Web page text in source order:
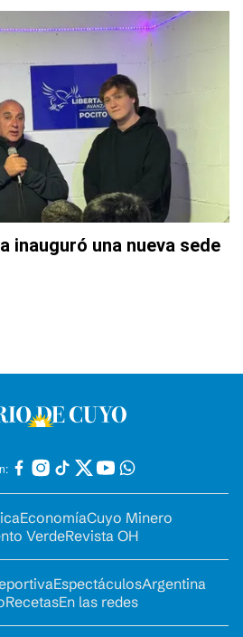
inauguró una nueva sede
EconomíaCuyo Minero
VerdeRevista OH
EspectáculosArgentina
RecetasEn las redes